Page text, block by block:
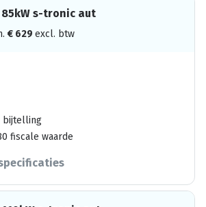
s-tronic aut
€ 629 excl. btw
bijtelling
fiscale waarde